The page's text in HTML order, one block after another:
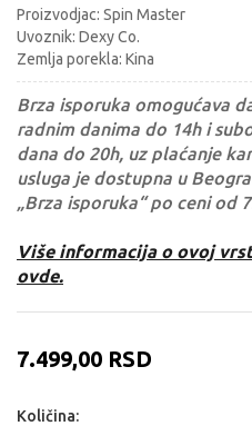
Proizvodjac: Spin Master
Uvoznik: Dexy Co.
Zemlja porekla: Kina
Brza isporuka omogućava
radnim danima do 14h i
dana do 20h, uz plaćanje
usluga je dostupna u
„Brza isporuka“ po ceni od
Više informacija o ovoj
ovde.
7.499,00 RSD
Količina: